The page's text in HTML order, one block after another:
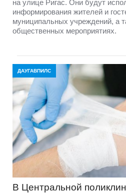
на улице Ригас. Они будут
информирования жителей и
муниципальных учреждений, а
общественных мероприятиях.
ДАУГАВПИЛС
В Центральной